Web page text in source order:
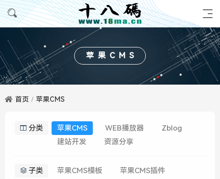
苹果CMS
首页 苹果CMS
分类 苹果CMS WEB播放器
Zblog
建站开发
资源分享
子类 苹果CMS模板
苹果CMS插件